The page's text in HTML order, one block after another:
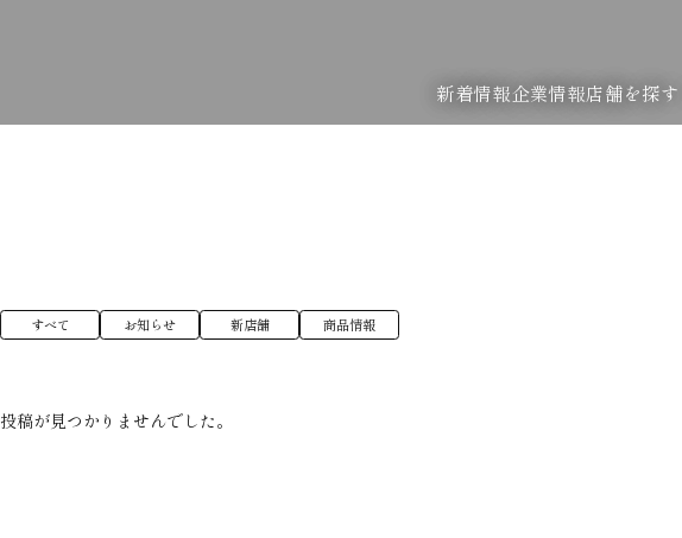
新着情報企業情報店舗を探す
すべて お知らせ 新店舗 商品情報
投稿が見つかりませんでした。